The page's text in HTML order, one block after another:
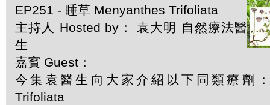
EP251 - 睡草 Menyanthes Trifoliata
主持人 Hosted by： 袁大明 自然療法醫
生
嘉賓 Guest：
今集袁醫生向大家介紹以下同類療劑
Trifoliata